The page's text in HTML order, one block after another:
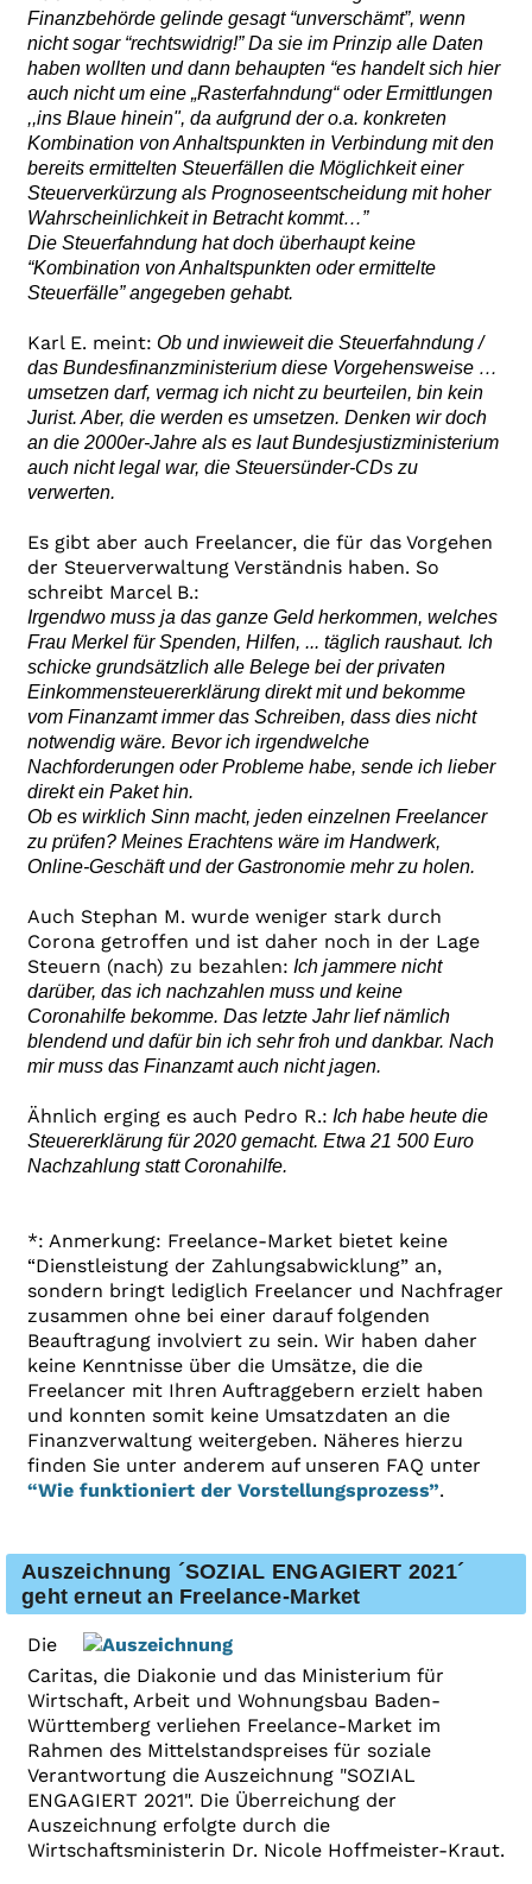
Finanzbehörde gelinde gesagt “unverschämt”, wenn
nicht sogar “rechtswidrig!” Da sie im Prinzip alle Daten
haben wollten und dann behaupten “es handelt sich hier
auch nicht um eine „Rasterfahndung“ oder Ermittlungen
,,ins Blaue hinein", da aufgrund der o.a. konkreten
Kombination von Anhaltspunkten in Verbindung mit den
bereits ermittelten Steuerfällen die Möglichkeit einer
Steuerverkürzung als Prognoseentscheidung mit hoher
Wahrscheinlichkeit in Betracht kommt…”
Die Steuerfahndung hat doch überhaupt keine
“Kombination von Anhaltspunkten oder ermittelte
Steuerfälle” angegeben gehabt.
Karl E. meint: Ob und inwieweit die Steuerfahndung /
das Bundesfinanzministerium diese Vorgehensweise …
umsetzen darf, vermag ich nicht zu beurteilen, bin kein
Jurist. Aber, die werden es umsetzen. Denken wir doch
an die 2000er-Jahre als es laut Bundesjustizministerium
auch nicht legal war, die Steuersünder-CDs zu
verwerten.
Es gibt aber auch Freelancer, die für das Vorgehen
der Steuerverwaltung Verständnis haben. So
schreibt Marcel B.:
Irgendwo muss ja das ganze Geld herkommen, welches
Frau Merkel für Spenden, Hilfen, ... täglich raushaut. Ich
schicke grundsätzlich alle Belege bei der privaten
Einkommensteuererklärung direkt mit und bekomme
vom Finanzamt immer das Schreiben, dass dies nicht
notwendig wäre. Bevor ich irgendwelche
Nachforderungen oder Probleme habe, sende ich lieber
direkt ein Paket hin.
Ob es wirklich Sinn macht, jeden einzelnen Freelancer
zu prüfen? Meines Erachtens wäre im Handwerk,
Online-Geschäft und der Gastronomie mehr zu holen.
Auch Stephan M. wurde weniger stark durch
Corona getroffen und ist daher noch in der Lage
Steuern (nach) zu bezahlen: Ich jammere nicht
darüber, das ich nachzahlen muss und keine
Coronahilfe bekomme. Das letzte Jahr lief nämlich
blendend und dafür bin ich sehr froh und dankbar. Nach
mir muss das Finanzamt auch nicht jagen.
Ähnlich erging es auch Pedro R.: Ich habe heute die
Steuererklärung für 2020 gemacht. Etwa 21 500 Euro
Nachzahlung statt Coronahilfe.
*: Anmerkung: Freelance-Market bietet keine
“Dienstleistung der Zahlungsabwicklung” an,
sondern bringt lediglich Freelancer und Nachfrager
zusammen ohne bei einer darauf folgenden
Beauftragung involviert zu sein. Wir haben daher
keine Kenntnisse über die Umsätze, die die
Freelancer mit Ihren Auftraggebern erzielt haben
und konnten somit keine Umsatzdaten an die
Finanzverwaltung weitergeben. Näheres hierzu
finden Sie unter anderem auf unseren FAQ unter
“Wie funktioniert der Vorstellungsprozess”.
Auszeichnung ´SOZIAL ENGAGIERT 2021´
geht erneut an Freelance-Market
Die
Caritas, die Diakonie und das Ministerium für
Wirtschaft, Arbeit und Wohnungsbau Baden-
Württemberg verliehen Freelance-Market im
Rahmen des Mittelstandspreises für soziale
Verantwortung die Auszeichnung "SOZIAL
ENGAGIERT 2021". Die Überreichung der
Auszeichnung erfolgte durch die
Wirtschaftsministerin Dr. Nicole Hoffmeister-Kraut.